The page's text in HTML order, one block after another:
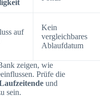
auf
Kein
vergleichbares
Ablaufdatum
zeigen, wie
Prüfe die
und
sein.